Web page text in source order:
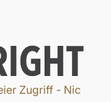
Zugriff - Nic